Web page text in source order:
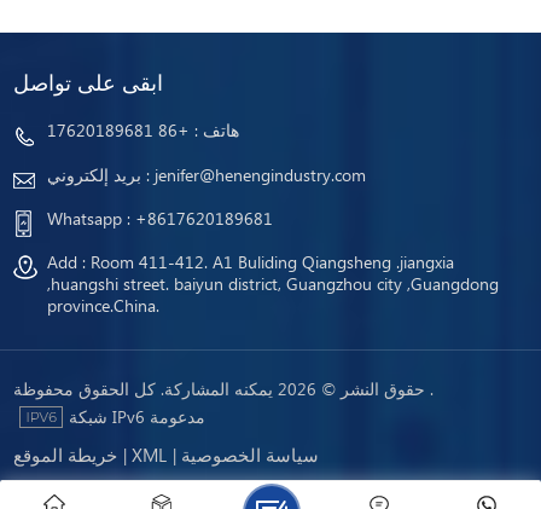
ابقى على تواصل
هاتف : +86 17620189681
بريد إلكتروني : jenifer@henengindustry.com
Whatsapp : +8617620189681
Add : Room 411-412. A1 Buliding Qiangsheng .jiangxia
,huangshi street. baiyun district, Guangzhou city ,Guangdong
province.China.
حقوق النشر © 2026 يمكنه المشاركة. كل الحقوق محفوظة .
شبكة IPv6 مدعومة
خريطة الموقع | XML | سياسة الخصوصية